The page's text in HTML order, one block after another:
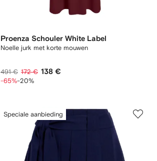
Proenza Schouler White Label
Noelle jurk met korte mouwen
491 € 172 € 138 €
-65%-20%
Speciale aanbieding